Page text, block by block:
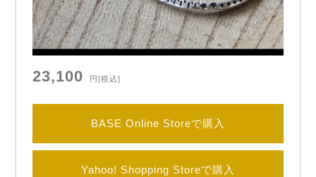
23,100 円[税込]
BASE Online Storeで購入
Yahoo! Shopping Storeで購入